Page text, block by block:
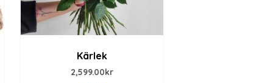
Kärlek
2,599.00kr